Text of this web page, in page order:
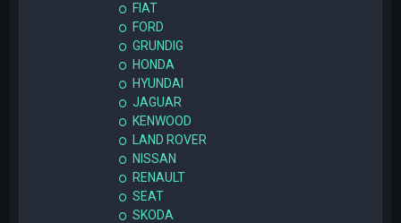
FIAT
FORD
GRUNDIG
HONDA
HYUNDAI
JAGUAR
KENWOOD
LAND ROVER
NISSAN
RENAULT
SEAT
SKODA